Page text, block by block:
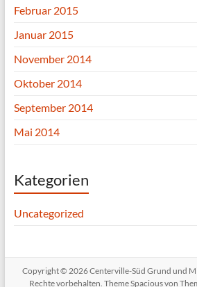
Februar 2015
Januar 2015
November 2014
Oktober 2014
September 2014
Mai 2014
Kategorien
Uncategorized
Copyright © 2026Centerville-Süd Grund und
Rechte vorbehalten. ThemeSpaciousvon